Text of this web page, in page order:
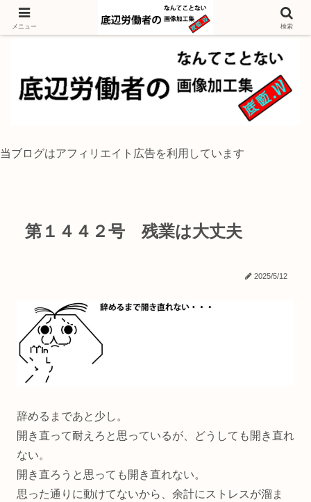
独身底辺おじさんが風景写真をイラスト風に加工するブログ
当ブログはアフィリエイト広告を利用しています
第１４４２号 残業は大丈夫
2025/5/12
辞めるまであと少し。
開き直って耐えろと思っているが、どうしても開き直れ
ない。
開き直ろうと思っても開き直れない。
思った通りに動けてないから、余計にストレスが溜ま
メニュー 検索